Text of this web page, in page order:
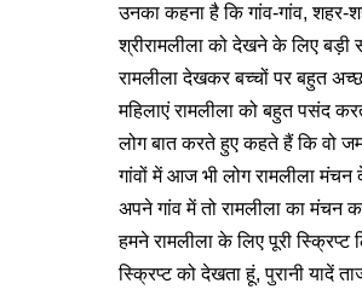
उनका कहना है कि गांव-गांव, शहर-
श्रीरामलीला को देखने के लिए
रामलीला देखकर बच्चों पर बहुत
महिलाएं रामलीला को बहुत पसंद
लोग बात करते हुए कहते हैं कि वो
गांवों में आज भी लोग रामलीला
अपने गांव में तो रामलीला का मंचन
हमने रामलीला के लिए पूरी
स्क्रिप्ट को देखता हूं, पुरानी यादें